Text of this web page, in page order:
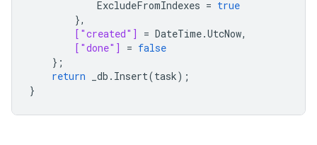
ExcludeFromIndexes = true
},
["created"]
= DateTime.UtcNow,
["done"]
= false
};
return
_db . Insert(task);
}